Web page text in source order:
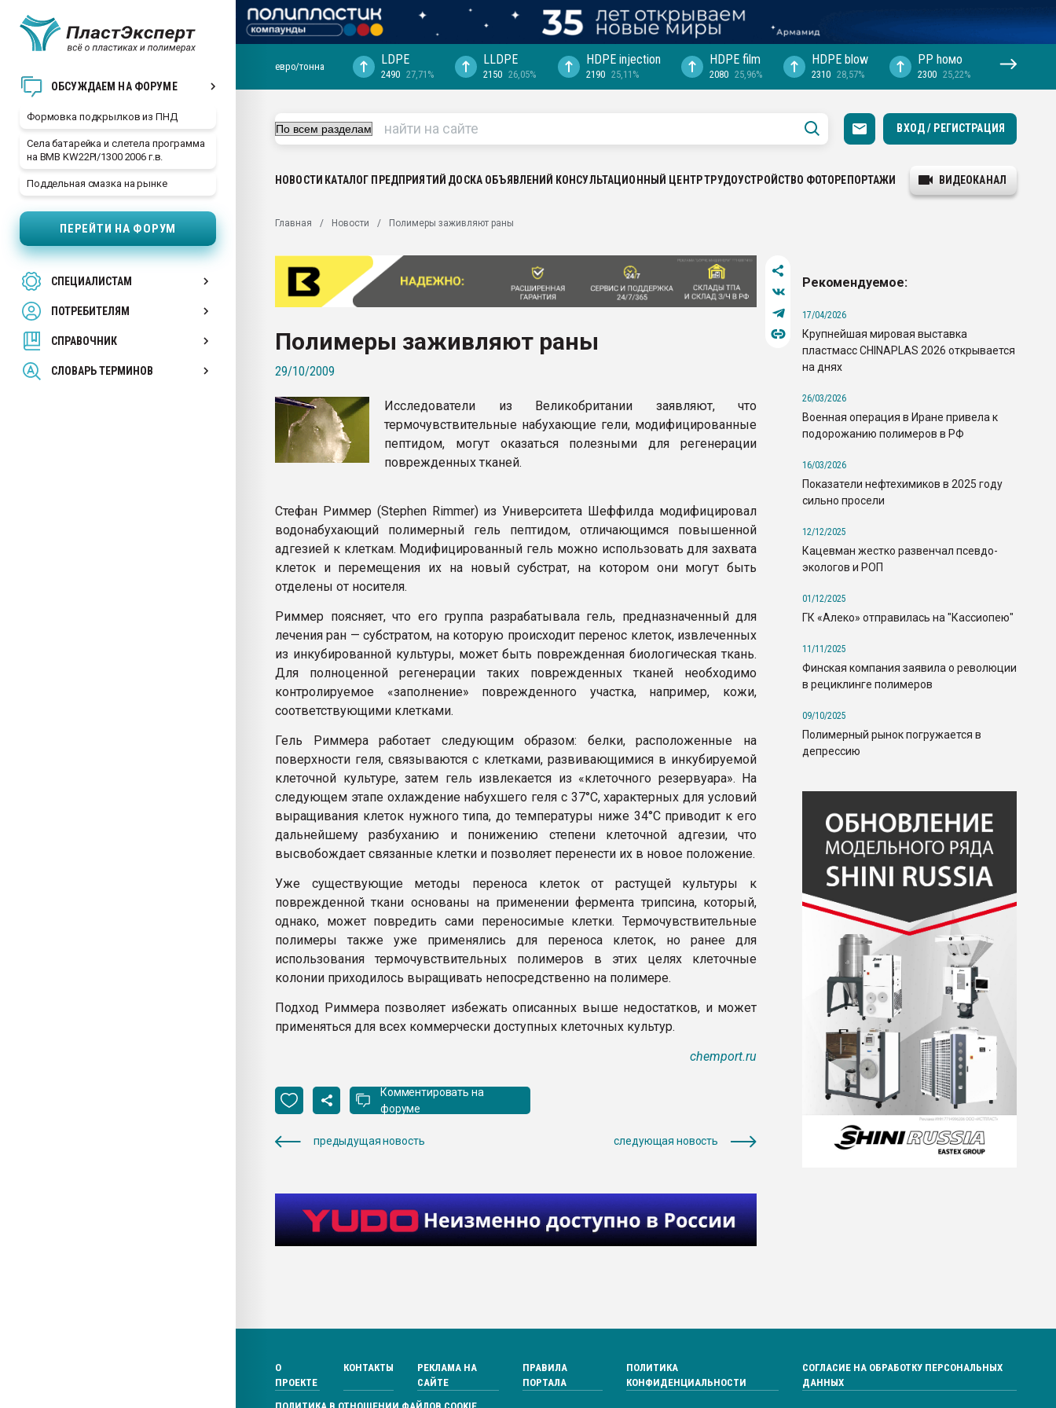
ОБСУЖДАЕМ НА ФОРУМЕ
Формовка подкрылков из ПНД
Села батарейка и слетела программа
на BMB KW22PI/1300 2006 г.в.
Поддельная смазка на рынке
ПЕРЕЙТИ НА ФОРУМ
СПЕЦИАЛИСТАМ
ПОТРЕБИТЕЛЯМ
СПРАВОЧНИК
СЛОВАРЬ ТЕРМИНОВ
29.07.2026 ФРП помог "Ижевскому
Вакуум-формовочные машины:
28.07.2026 Автоматизация выходит на
первый план в переработке
пластмасс
ситуацией на строительном рынке
Всё, что касается выдува ПЭТ
бутылок
ПЕРЕЙТИ НА ФОРУМ
евро/тонна LDPE
2490 27,71%
LLDPE
2150 26,05%
HDPE injection
2190 25,11%
HDPE film
2080 25,96%
HDPE blow
2310 28,57%
PP hомо
2300 25,22%
ВХОД / РЕГИСТРАЦИЯ
НОВОСТИ КАТАЛОГ ПРЕДПРИЯТИЙ ДОСКА ОБЪЯВЛЕНИЙ КОНСУЛЬТАЦИОННЫЙ ЦЕНТРТРУДОУСТРОЙСТВО ФОТОРЕПОРТАЖИ ВИДЕОКАНАЛ
Главная Новости Полимеры заживляют раны
Полимеры заживляют раны
29/10/2009
Исследователи из Великобритании заявляют, что
термочувствительные набухающие гели, модифицированные
пептидом, могут оказаться полезными для регенерации
поврежденных тканей.
Стефан Риммер (Stephen Rimmer) из Университета Шеффилда модифицировал
водонабухающий полимерный гель пептидом, отличающимся повышенной
адгезией к клеткам. Модифицированный гель можно использовать для захвата
клеток и перемещения их на новый субстрат, на котором они могут быть
отделены от носителя.
Риммер поясняет, что его группа разрабатывала гель, предназначенный для
лечения ран — субстратом, на которую происходит перенос клеток, извлеченных
из инкубированной культуры, может быть поврежденная биологическая ткань.
Для полноценной регенерации таких поврежденных тканей необходимо
контролируемое «заполнение» поврежденного участка, например, кожи,
соответствующими клетками.
Гель Риммера работает следующим образом: белки, расположенные на
поверхности геля, связываются с клетками, развивающимися в инкубируемой
клеточной культуре, затем гель извлекается из «клеточного резервуара». На
следующем этапе охлаждение набухшего геля с 37°C, характерных для условий
выращивания клеток нужного типа, до температуры ниже 34°C приводит к его
дальнейшему разбуханию и понижению степени клеточной адгезии, что
высвобождает связанные клетки и позволяет перенести их в новое положение.
Уже существующие методы переноса клеток от растущей культуры к
поврежденной ткани основаны на применении фермента трипсина, который,
однако, может повредить сами переносимые клетки. Термочувствительные
полимеры также уже применялись для переноса клеток, но ранее для
использования термочувствительных полимеров в этих целях клеточные
колонии приходилось выращивать непосредственно на полимере.
Подход Риммера позволяет избежать описанных выше недостатков, и может
применяться для всех коммерчески доступных клеточных культур.
chemport.ru
Комментировать на
форуме
предыдущая новость следующая новость
Рекомендуемое:
17/04/2026
Крупнейшая мировая выставка
пластмасс CHINAPLAS 2026 открывается
на днях
26/03/2026
Военная операция в Иране привела к
подорожанию полимеров в РФ
16/03/2026
Показатели нефтехимиков в 2025 году
сильно просели
12/12/2025
Кацевман жестко развенчал псевдо-
экологов и РОП
01/12/2025
ГК «Алеко» отправилась на "Кассиопею"
11/11/2025
Финская компания заявила о революции
в рециклинге полимеров
09/10/2025
Полимерный рынок погружается в
депрессию
О
ПРОЕКТЕ
КОНТАКТЫ
РЕКЛАМА НА
САЙТЕ
ПРАВИЛА
ПОРТАЛА
ПОЛИТИКА
КОНФИДЕНЦИАЛЬНОСТИ
СОГЛАСИЕ НА ОБРАБОТКУ ПЕРСОНАЛЬНЫХ
ДАННЫХ